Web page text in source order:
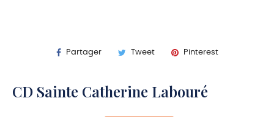
Partager Tweet Pinterest
CD Sainte Catherine Labouré